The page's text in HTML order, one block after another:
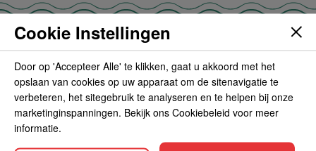
Gratis verzending vanaf 35 euro
Snelle bezorging
Cookie Instellingen
Door op 'Accepteer Alle' te klikken, gaat u akkoord met het
opslaan van cookies op uw apparaat om de sitenavigatie te
verbeteren, het sitegebruik te analyseren en te helpen bij onze
marketinginspanningen. Bekijk ons Cookiebeleid voor meer
informatie.